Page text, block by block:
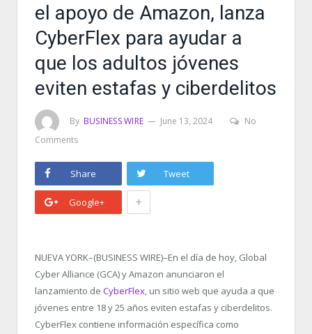
el apoyo de Amazon, lanza
CyberFlex para ayudar a
que los adultos jóvenes
eviten estafas y ciberdelitos
By BUSINESS WIRE June 13, 2024
No
Comments
Share Tweet
Google+ +
NUEVA YORK–(BUSINESS WIRE)–En el día de hoy, Global
Cyber Alliance (GCA) y Amazon anunciaron el
lanzamiento de CyberFlex, un sitio web que ayuda a que
jóvenes entre 18 y 25 años eviten estafas y ciberdelitos.
CyberFlex contiene información específica como